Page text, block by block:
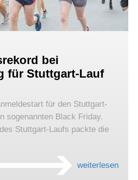
bei
für Stuttgart-Lauf
für den Stuttgart-
sogenannten Black Friday.
Stuttgart-Laufs packte die
weiterlesen